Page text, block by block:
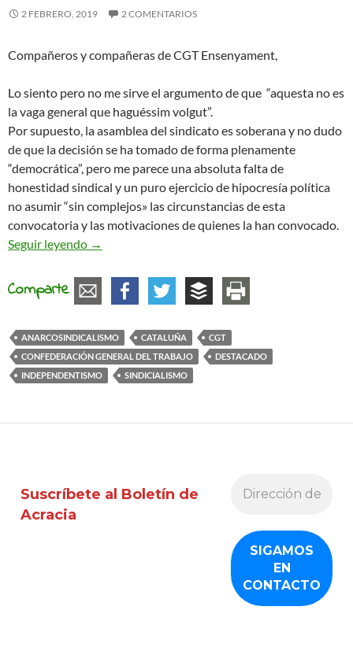
2 FEBRERO, 2019 2 COMENTARIOS
Compañeros y compañeras de CGT Ensenyament,
Lo siento pero no me sirve el argumento de que “aquesta no es
la vaga general que haguéssim volgut”.
Por supuesto, la asamblea del sindicato es soberana y no dudo
de que la decisión se ha tomado de forma plenamente
“democrática”, pero me parece una absoluta falta de
honestidad sindical y un puro ejercicio de hipocresía política
no asumir “sin complejos» las circunstancias de esta
convocatoria y las motivaciones de quienes la han convocado.
Seguir leyendo Carta enviada a CGT Ensenyament después
→
Comparte
ANARCOSINDICALISMO CATALUÑA
CGT
CONFEDERACIÓN GENERAL DEL TRABAJO
DESTACADO
INDEPENDENTISMO
SINDICIALISMO
Suscríbete al Boletín de
Acracia